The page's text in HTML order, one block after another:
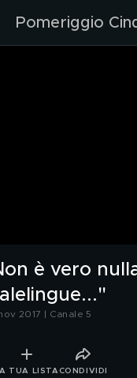
Pomeriggio
è vero
2017 | Canale 5
TUA LISTA CONDIVIDI